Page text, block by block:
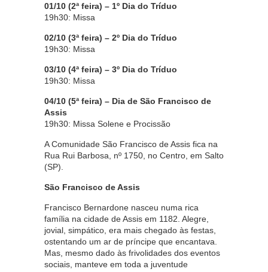
01/10 (2ª feira) – 1º Dia do Tríduo
19h30: Missa
02/10 (3ª feira) – 2º Dia do Tríduo
19h30: Missa
03/10 (4ª feira) – 3º Dia do Tríduo
19h30: Missa
04/10 (5ª feira) – Dia de São Francisco de
Assis
19h30: Missa Solene e Procissão
A Comunidade São Francisco de Assis fica na
Rua Rui Barbosa, nº 1750, no Centro, em Salto
(SP).
São Francisco de Assis
Francisco Bernardone nasceu numa rica
família na cidade de Assis em 1182. Alegre,
jovial, simpático, era mais chegado às festas,
ostentando um ar de príncipe que encantava.
Mas, mesmo dado às frivolidades dos eventos
sociais, manteve em toda a juventude